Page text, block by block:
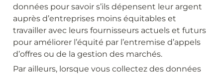
données pour savoir s’ils dépensent leur argent
auprès d’entreprises moins équitables et
travailler avec leurs fournisseurs actuels et futurs
pour améliorer l’équité par l’entremise d’appels
d’offres ou de la gestion des marchés.
Par ailleurs, lorsque vous collectez des données